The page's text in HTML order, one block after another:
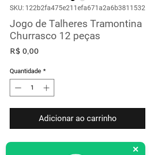
SKU: 122b2fa475e211efa671a2a6b3811532
Jogo de Talheres Tramontina
Churrasco 12 peças
R$ 0,00
Quantidade *
Adicionar ao carrinho